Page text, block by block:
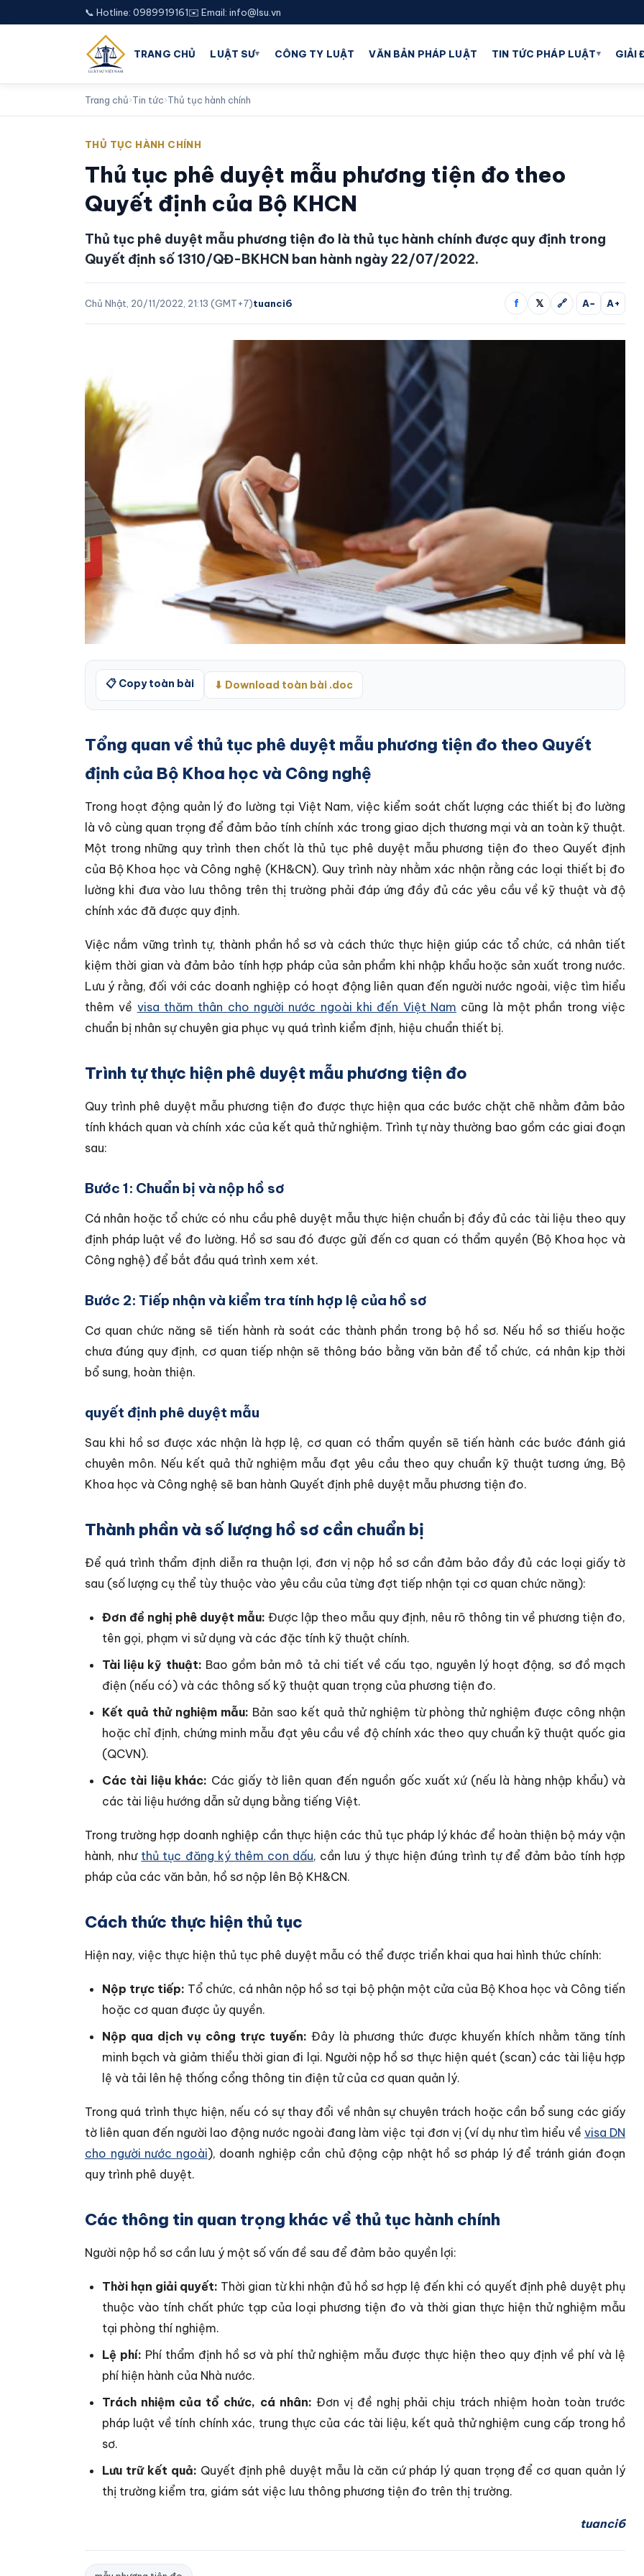
📞 Hotline: 0989919161✉️ Email: info@lsu.vn
TRANG CHỦ LUẬT SƯ▾ CÔNG TY LUẬT VĂN BẢN PHÁP LUẬT TIN TỨC PHÁP LUẬT▾ GIẢI
Trang chủ›Tin tức›Thủ tục hành chính
THỦ TỤC HÀNH CHÍNH
Thủ tục phê duyệt mẫu phương tiện đo theo
Quyết định của Bộ KHCN
Thủ tục phê duyệt mẫu phương tiện đo là thủ tục hành chính được quy định trong
Quyết định số 1310/QĐ-BKHCN ban hành ngày 22/07/2022.
Chủ Nhật, 20/11/2022, 21:13 (GMT+7)tuanci6 f 𝕏 🔗 A− A+
📋 Copy toàn bài ⬇ Download toàn bài .doc
Tổng quan về thủ tục phê duyệt mẫu phương tiện đo theo Quyết
định của Bộ Khoa học và Công nghệ
Trong hoạt động quản lý đo lường tại Việt Nam, việc kiểm soát chất lượng các thiết bị đo lường
là vô cùng quan trọng để đảm bảo tính chính xác trong giao dịch thương mại và an toàn kỹ thuật.
Một trong những quy trình then chốt là thủ tục phê duyệt mẫu phương tiện đo theo Quyết định
của Bộ Khoa học và Công nghệ (KH&CN). Quy trình này nhằm xác nhận rằng các loại thiết bị đo
lường khi đưa vào lưu thông trên thị trường phải đáp ứng đầy đủ các yêu cầu về kỹ thuật và độ
chính xác đã được quy định.
Việc nắm vững trình tự, thành phần hồ sơ và cách thức thực hiện giúp các tổ chức, cá nhân tiết
kiệm thời gian và đảm bảo tính hợp pháp của sản phẩm khi nhập khẩu hoặc sản xuất trong nước.
Lưu ý rằng, đối với các doanh nghiệp có hoạt động liên quan đến người nước ngoài, việc tìm hiểu
thêm về visa thăm thân cho người nước ngoài khi đến Việt Nam cũng là một phần trong việc
chuẩn bị nhân sự chuyên gia phục vụ quá trình kiểm định, hiệu chuẩn thiết bị.
Trình tự thực hiện phê duyệt mẫu phương tiện đo
Quy trình phê duyệt mẫu phương tiện đo được thực hiện qua các bước chặt chẽ nhằm đảm bảo
tính khách quan và chính xác của kết quả thử nghiệm. Trình tự này thường bao gồm các giai đoạn
sau:
Bước 1: Chuẩn bị và nộp hồ sơ
Cá nhân hoặc tổ chức có nhu cầu phê duyệt mẫu thực hiện chuẩn bị đầy đủ các tài liệu theo quy
định pháp luật về đo lường. Hồ sơ sau đó được gửi đến cơ quan có thẩm quyền (Bộ Khoa học và
Công nghệ) để bắt đầu quá trình xem xét.
Bước 2: Tiếp nhận và kiểm tra tính hợp lệ của hồ sơ
Cơ quan chức năng sẽ tiến hành rà soát các thành phần trong bộ hồ sơ. Nếu hồ sơ thiếu hoặc
chưa đúng quy định, cơ quan tiếp nhận sẽ thông báo bằng văn bản để tổ chức, cá nhân kịp thời
bổ sung, hoàn thiện.
quyết định phê duyệt mẫu
Sau khi hồ sơ được xác nhận là hợp lệ, cơ quan có thẩm quyền sẽ tiến hành các bước đánh giá
chuyên môn. Nếu kết quả thử nghiệm mẫu đạt yêu cầu theo quy chuẩn kỹ thuật tương ứng, Bộ
Khoa học và Công nghệ sẽ ban hành Quyết định phê duyệt mẫu phương tiện đo.
Thành phần và số lượng hồ sơ cần chuẩn bị
Để quá trình thẩm định diễn ra thuận lợi, đơn vị nộp hồ sơ cần đảm bảo đầy đủ các loại giấy tờ
sau (số lượng cụ thể tùy thuộc vào yêu cầu của từng đợt tiếp nhận tại cơ quan chức năng):
Đơn đề nghị phê duyệt mẫu: Được lập theo mẫu quy định, nêu rõ thông tin về phương tiện đo,
tên gọi, phạm vi sử dụng và các đặc tính kỹ thuật chính.
Tài liệu kỹ thuật: Bao gồm bản mô tả chi tiết về cấu tạo, nguyên lý hoạt động, sơ đồ mạch
điện (nếu có) và các thông số kỹ thuật quan trọng của phương tiện đo.
Kết quả thử nghiệm mẫu: Bản sao kết quả thử nghiệm từ phòng thử nghiệm được công nhận
hoặc chỉ định, chứng minh mẫu đạt yêu cầu về độ chính xác theo quy chuẩn kỹ thuật quốc gia
(QCVN).
Các tài liệu khác: Các giấy tờ liên quan đến nguồn gốc xuất xứ (nếu là hàng nhập khẩu) và
các tài liệu hướng dẫn sử dụng bằng tiếng Việt.
Trong trường hợp doanh nghiệp cần thực hiện các thủ tục pháp lý khác để hoàn thiện bộ máy vận
hành, như thủ tục đăng ký thêm con dấu, cần lưu ý thực hiện đúng trình tự để đảm bảo tính hợp
pháp của các văn bản, hồ sơ nộp lên Bộ KH&CN.
Cách thức thực hiện thủ tục
Hiện nay, việc thực hiện thủ tục phê duyệt mẫu có thể được triển khai qua hai hình thức chính:
Nộp trực tiếp: Tổ chức, cá nhân nộp hồ sơ tại bộ phận một cửa của Bộ Khoa học và Công tiến
hoặc cơ quan được ủy quyền.
Nộp qua dịch vụ công trực tuyến: Đây là phương thức được khuyến khích nhằm tăng tính
minh bạch và giảm thiểu thời gian đi lại. Người nộp hồ sơ thực hiện quét (scan) các tài liệu hợp
lệ và tải lên hệ thống cổng thông tin điện tử của cơ quan quản lý.
Trong quá trình thực hiện, nếu có sự thay đổi về nhân sự chuyên trách hoặc cần bổ sung các giấy
tờ liên quan đến người lao động nước ngoài đang làm việc tại đơn vị (ví dụ như tìm hiểu về visa DN
cho người nước ngoài), doanh nghiệp cần chủ động cập nhật hồ sơ pháp lý để tránh gián đoạn
quy trình phê duyệt.
Các thông tin quan trọng khác về thủ tục hành chính
Người nộp hồ sơ cần lưu ý một số vấn đề sau để đảm bảo quyền lợi:
Thời hạn giải quyết: Thời gian từ khi nhận đủ hồ sơ hợp lệ đến khi có quyết định phê duyệt phụ
thuộc vào tính chất phức tạp của loại phương tiện đo và thời gian thực hiện thử nghiệm mẫu
tại phòng thí nghiệm.
Lệ phí: Phí thẩm định hồ sơ và phí thử nghiệm mẫu được thực hiện theo quy định về phí và lệ
phí hiện hành của Nhà nước.
Trách nhiệm của tổ chức, cá nhân: Đơn vị đề nghị phải chịu trách nhiệm hoàn toàn trước
pháp luật về tính chính xác, trung thực của các tài liệu, kết quả thử nghiệm cung cấp trong hồ
sơ.
Lưu trữ kết quả: Quyết định phê duyệt mẫu là căn cứ pháp lý quan trọng để cơ quan quản lý
thị trường kiểm tra, giám sát việc lưu thông phương tiện đo trên thị trường.
tuanci6